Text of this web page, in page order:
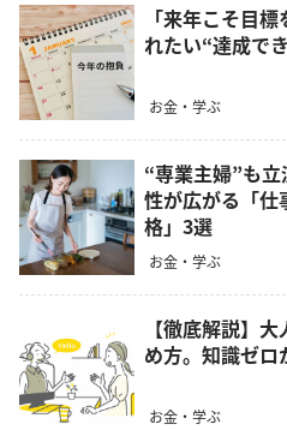
「来年こそ目
れたい“達成で
お金・学ぶ
“専業主婦”も
性が広がる「仕
格」3選
お金・学ぶ
【徹底解説】
め方。知識ゼ
お金・学ぶ